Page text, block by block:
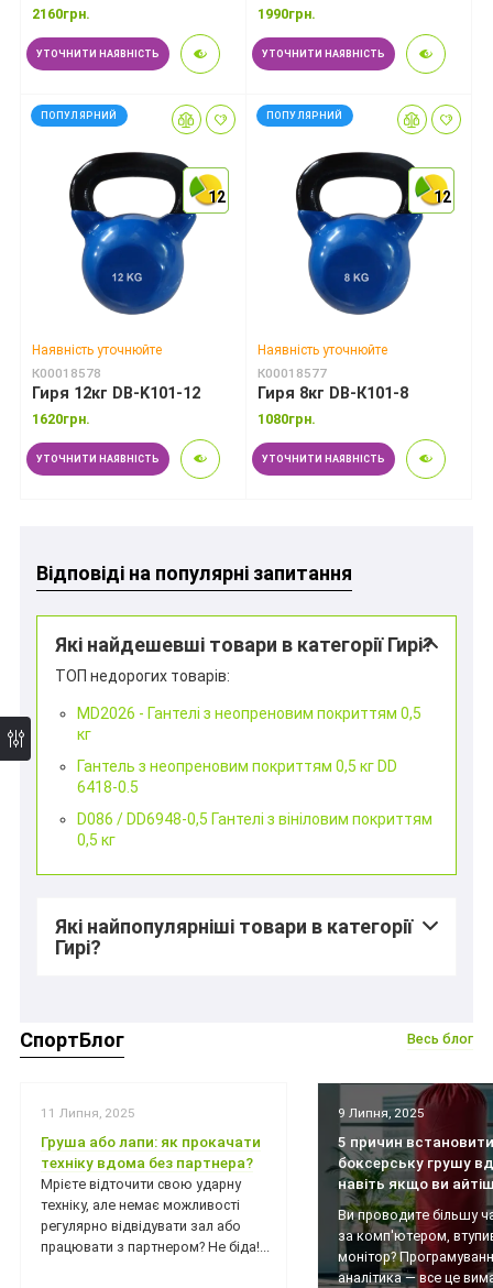
2160грн.
УТОЧНИТИ НАЯВНІСТЬ
1990грн.
УТОЧНИТИ НАЯВНІСТЬ
12
12
12
ПОПУЛЯРНИЙ
Наявність уточнюйте
К00018578
Гиря 12кг DB-K101-12
1620грн.
УТОЧНИТИ НАЯВНІСТЬ
12
12
12
ПОПУЛЯРНИЙ
Наявність уточнюйте
К00018577
Гиря 8кг DB-К101-8
1080грн.
УТОЧНИТИ НАЯВНІСТЬ
Відповіді на популярні запитання
Які найдешевші товари в категорії Гирі?
ТОП недорогих товарів:
MD2026 - Гантелі з неопреновим покриттям 0,5
кг
Гантель з неопреновим покриттям 0,5 кг DD
6418-0.5
D086 / DD6948-0,5 Гантелі з вініловим покриттям
0,5 кг
Які найпопулярніші товари в категорії
Гирі?
СпортБлог Весь блог
11 Липня, 2025
Груша або лапи: як прокачати
техніку вдома без партнера?
Мрієте відточити свою ударну
техніку, але немає можливості
регулярно відвідувати зал або
працювати з партнером? Не біда!...
9 Липня, 2025
5 причин встановити
боксерську грушу
навіть якщо ви
Ви проводите більшу
за комп'ютером,
монітор?
аналітика — все це
*